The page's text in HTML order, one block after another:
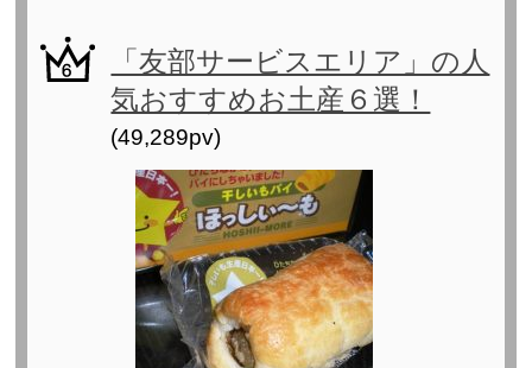
「友部サービスエリア」の人
気おすすめお土産６選！
(49,289pv)